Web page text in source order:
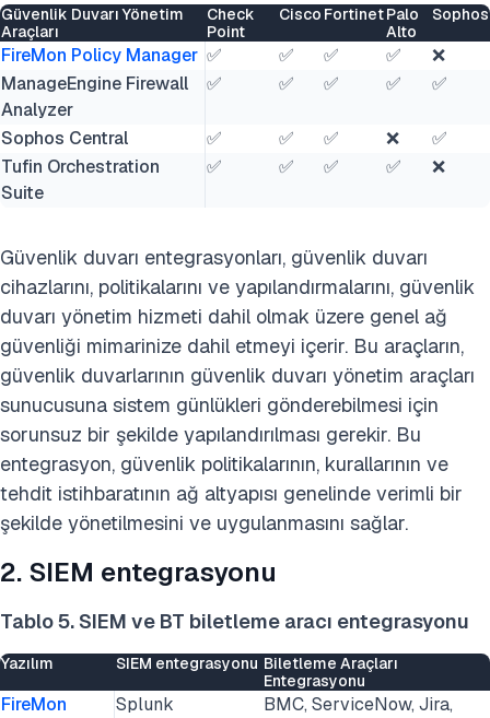
Güvenlik Duvarı Yönetim
Araçları
Check
Point
Cisco FortinetPalo
Alto
Sophos
FireMon Policy Manager ✅ ✅ ✅ ✅
❌
ManageEngine Firewall
Analyzer
✅ ✅ ✅ ✅ ✅
Sophos Central ✅ ✅ ✅ ❌
✅
Tufin Orchestration
Suite
✅ ✅ ✅ ✅ ❌
Güvenlik duvarı entegrasyonları, güvenlik duvarı
cihazlarını, politikalarını ve yapılandırmalarını, güvenlik
duvarı yönetim hizmeti dahil olmak üzere genel ağ
güvenliği mimarinize dahil etmeyi içerir. Bu araçların,
güvenlik duvarlarının güvenlik duvarı yönetim araçları
sunucusuna sistem günlükleri gönderebilmesi için
sorunsuz bir şekilde yapılandırılması gerekir. Bu
entegrasyon, güvenlik politikalarının, kurallarının ve
tehdit istihbaratının ağ altyapısı genelinde verimli bir
şekilde yönetilmesini ve uygulanmasını sağlar.
2. SIEM entegrasyonu
Tablo 5. SIEM ve BT biletleme aracı entegrasyonu
Yazılım SIEM entegrasyonu Biletleme Araçları
Entegrasyonu
FireMon
Splunk
BMC, ServiceNow, Jira,